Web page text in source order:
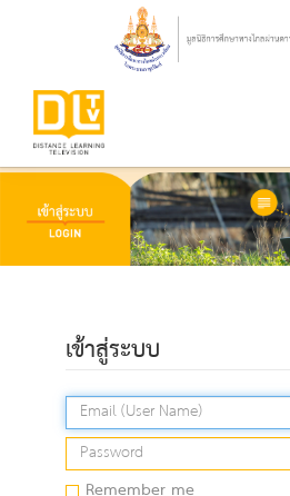
เข้าสู่ระบบ